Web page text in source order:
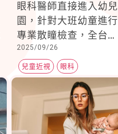
眼科醫師直接進入幼兒
園，針對大班幼童進行
專業散瞳檢查，全台已
有12縣市響應
2025/09/26
兒童近視 眼科